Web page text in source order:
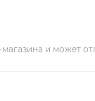
и может